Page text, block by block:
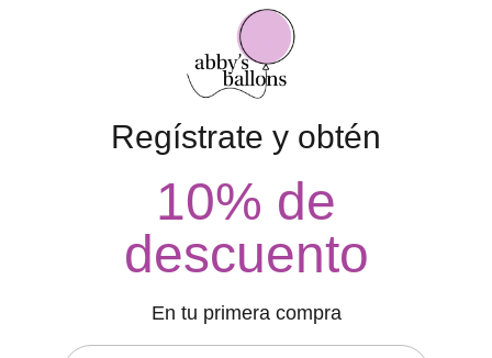
• Chicles Canels
• Chicharrón Cuadro Enchilado
• Chicharrón Lagrima
• Conejos Turin
Regístrate y obtén
10% de
descuento
En tu primera compra